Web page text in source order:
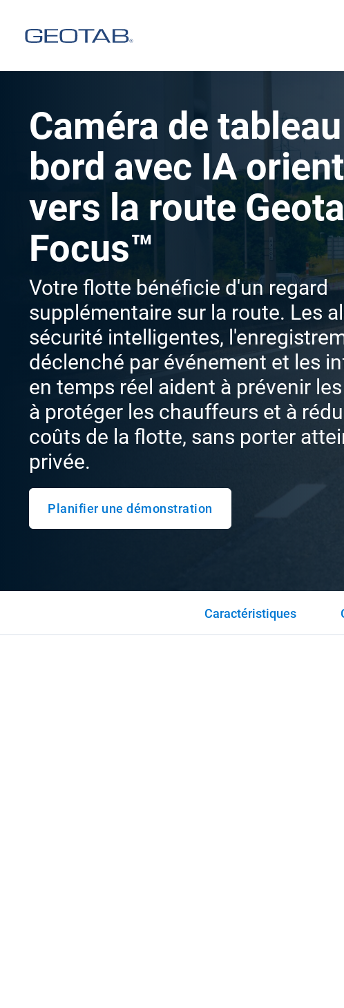
Caméra de
bord avec IA
vers la route
Focus™
Votre flotte bénéficie d'un regard
supplémentaire sur la route. Les
sécurité intelligentes,
déclenché par événement et les
en temps réel aident à prévenir
à protéger les chauffeurs et à
coûts de la flotte, sans porter
privée.
Planifier une démonstration
Caractéristiques